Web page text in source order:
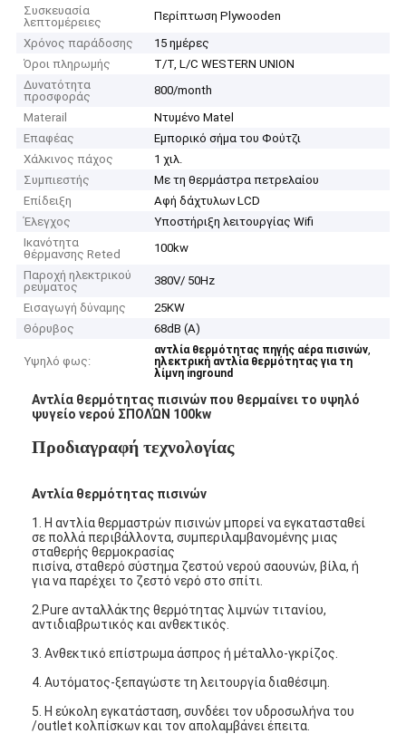
Συσκευασία
λεπτομέρειες
Περίπτωση Plywooden
Χρόνος παράδοσης
15 ημέρες
Όροι πληρωμής
T/T, L/C WESTERN UNION
Δυνατότητα
προσφοράς
800/month
Materail
Ντυμένο Matel
Επαφέας
Εμπορικό σήμα του Φούτζι
Χάλκινος πάχος
1 χιλ.
Συμπιεστής
Με τη θερμάστρα πετρελαίου
Επίδειξη
Αφή δάχτυλων LCD
Έλεγχος
Υποστήριξη λειτουργίας Wifi
Ικανότητα
θέρμανσης Reted
100kw
Παροχή ηλεκτρικού
ρεύματος
380V/ 50Hz
Εισαγωγή δύναμης
25KW
Θόρυβος
68dB (Α)
Υψηλό φως:
αντλία θερμότητας πηγής αέρα πισινών,
ηλεκτρική αντλία θερμότητας για τη
λίμνη inground
Αντλία θερμότητας πισινών που θερμαίνει το υψηλό
ψυγείο νερού ΣΠΟΛΏΝ 100kw
Προδιαγραφή τεχνολογίας
Αντλία θερμότητας πισινών
1. Η αντλία θερμαστρών πισινών μπορεί να εγκατασταθεί
σε πολλά περιβάλλοντα, συμπεριλαμβανομένης μιας
σταθερής θερμοκρασίας
πισίνα, σταθερό σύστημα ζεστού νερού σαουνών, βίλα, ή
για να παρέχει το ζεστό νερό στο σπίτι.
2.Pure ανταλλάκτης θερμότητας λιμνών τιτανίου,
αντιδιαβρωτικός και ανθεκτικός.
3. Ανθεκτικό επίστρωμα άσπρος ή μέταλλο-γκρίζος.
4. Αυτόματος-ξεπαγώστε τη λειτουργία διαθέσιμη.
5. Η εύκολη εγκατάσταση, συνδέει τον υδροσωλήνα του
/outlet κολπίσκων και τον απολαμβάνει έπειτα.